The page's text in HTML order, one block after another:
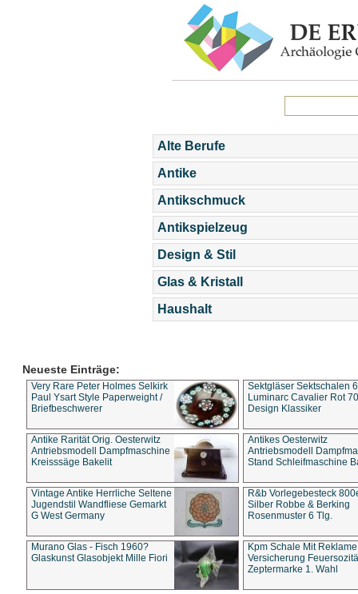
Alte Berufe
Antike
Antikschmuck
Antikspielzeug
Design & Stil
Glas & Kristall
Haushalt
Neueste Einträge:
Very Rare Peter Holmes Selkirk
Paul Ysart Style Paperweight /
Briefbeschwerer
Sektgläser Sektschalen
Luminarc Cavalier Rot
Design Klassiker
Antike Rarität Orig. Oesterwitz
Antriebsmodell Dampfmaschine
Kreisssäge Bakelit
Antikes Oesterwitz
Antriebsmodell
Stand Schleifmaschine
Vintage Antike Herrliche Seltene
Jugendstil Wandfliese Gemarkt
G West Germany
R&b Vorlegebesteck
Silber Robbe & Berking
Rosenmuster 6 Tlg.
Murano Glas - Fisch 1960?
Glaskunst Glasobjekt Mille Fiori
Kpm Schale Mit Reklame
Versicherung
Zeptermarke 1. Wahl